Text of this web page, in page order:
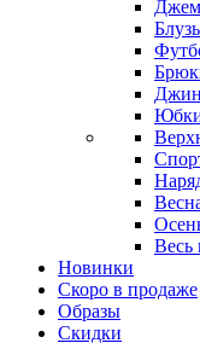
Весь
Новинки
Скоро в продаже
Образы
Скидки